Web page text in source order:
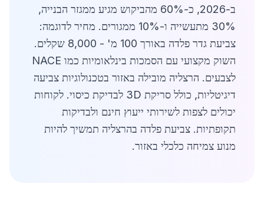
ב-2026, כ-60% מהביקוש מגיע ממגזר הבנייה,
30% מתעשייה ו-10% ממגורים. מחיר לדוגמה:
צביעת גדר פלדה באורך 100 מ' - 8,000 שקלים.
השוק מקצועי עם הסמכות בינלאומיות כמו NACE
לצבעים. הרצליה מובילה באזור בטכנולוגיות צביעה
דיגיטליות, כולל סריקת 3D לבדיקת כיסוי. לקוחות
יכולים לצפות לשירותי ייעוץ חינם ולבדיקות
תקופתיות. צביעת פלדה בהרצליה תמשיך להיות
מנוע צמיחה כלכלי באזור.